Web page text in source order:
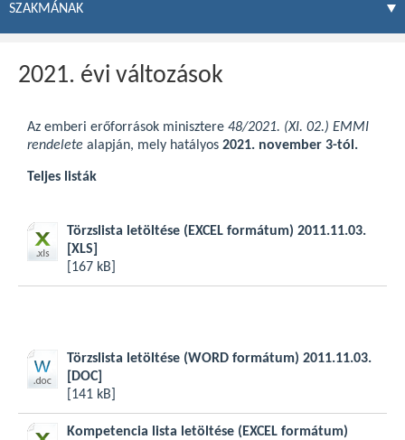
SZAKMÁNAK
2021. évi változások
Az emberi erőforrások minisztere 48/2021. (XI. 02.) EMMI
rendelete alapján, mely hatályos 2021. november 3-tól.
Teljes listák
Törzslista letöltése (EXCEL formátum) 2011.11.03.
[XLS]
[167 kB]
Törzslista letöltése (WORD formátum) 2011.11.03.
[DOC]
[141 kB]
Kompetencia lista letöltése (EXCEL formátum)